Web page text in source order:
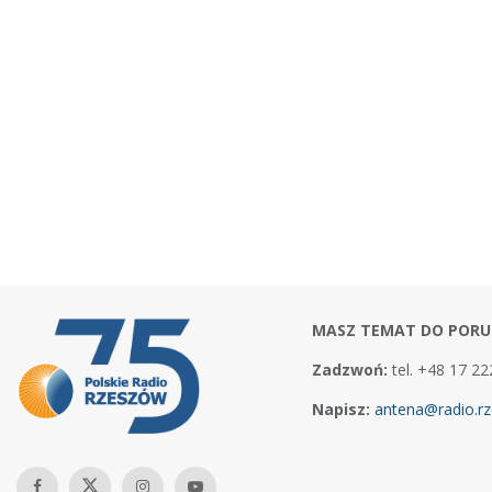
MASZ TEMAT DO
Zadzwoń: tel. +48 17
Napisz: